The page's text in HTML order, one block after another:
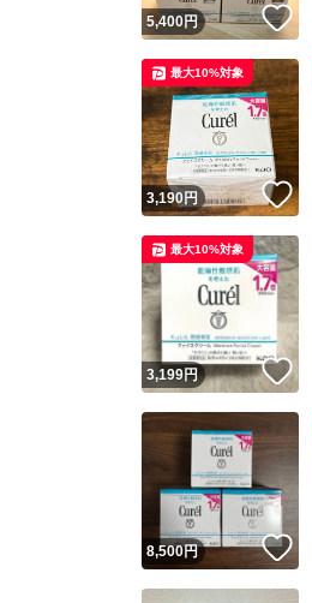
5,400円
3,190円
最大10%対象
3,199円
最大10%対象
8,500円